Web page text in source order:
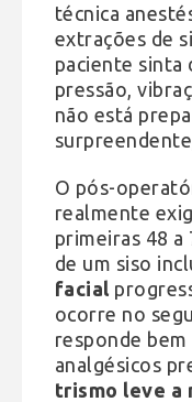
técnica
extrações de
paciente sinta
pressão,
não está
O pós-
realmente
primeiras 48 a
de um siso
facial
ocorre no
responde
analgésicos
trismo leve a